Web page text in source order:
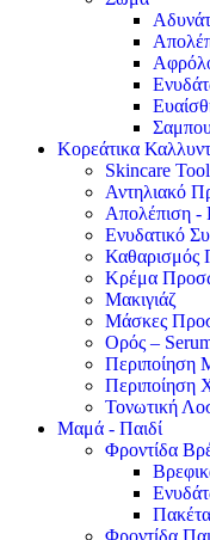
Κορεάτικα
Skincare
Αντηλιακό
Απολέπιση -
Ενυδατικό
Καθαρισμός
Κρέμα
Μακιγιάζ
Μάσκες
Ορός –
Περιποίηση
Περιποίηση
Τονωτική
Μαμά - Παιδί
Φροντίδα